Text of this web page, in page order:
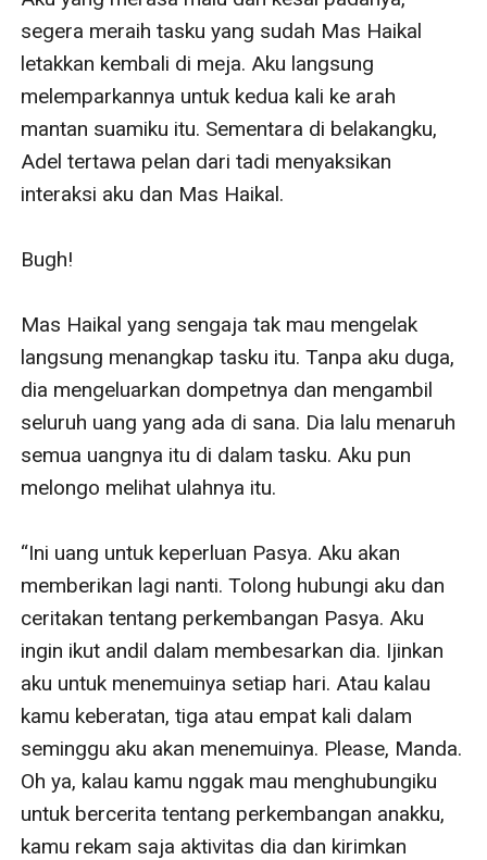
segera meraih tasku yang sudah Mas Haikal
letakkan kembali di meja. Aku langsung
melemparkannya untuk kedua kali ke arah
mantan suamiku itu. Sementara di belakangku,
Adel tertawa pelan dari tadi menyaksikan
interaksi aku dan Mas Haikal.
Bugh!
Mas Haikal yang sengaja tak mau mengelak
langsung menangkap tasku itu. Tanpa aku duga,
dia mengeluarkan dompetnya dan mengambil
seluruh uang yang ada di sana. Dia lalu menaruh
semua uangnya itu di dalam tasku. Aku pun
melongo melihat ulahnya itu.
“Ini uang untuk keperluan Pasya. Aku akan
memberikan lagi nanti. Tolong hubungi aku dan
ceritakan tentang perkembangan Pasya. Aku
ingin ikut andil dalam membesarkan dia. Ijinkan
aku untuk menemuinya setiap hari. Atau kalau
kamu keberatan, tiga atau empat kali dalam
seminggu aku akan menemuinya. Please, Manda.
Oh ya, kalau kamu nggak mau menghubungiku
untuk bercerita tentang perkembangan anakku,
kamu rekam saja aktivitas dia dan kirimkan